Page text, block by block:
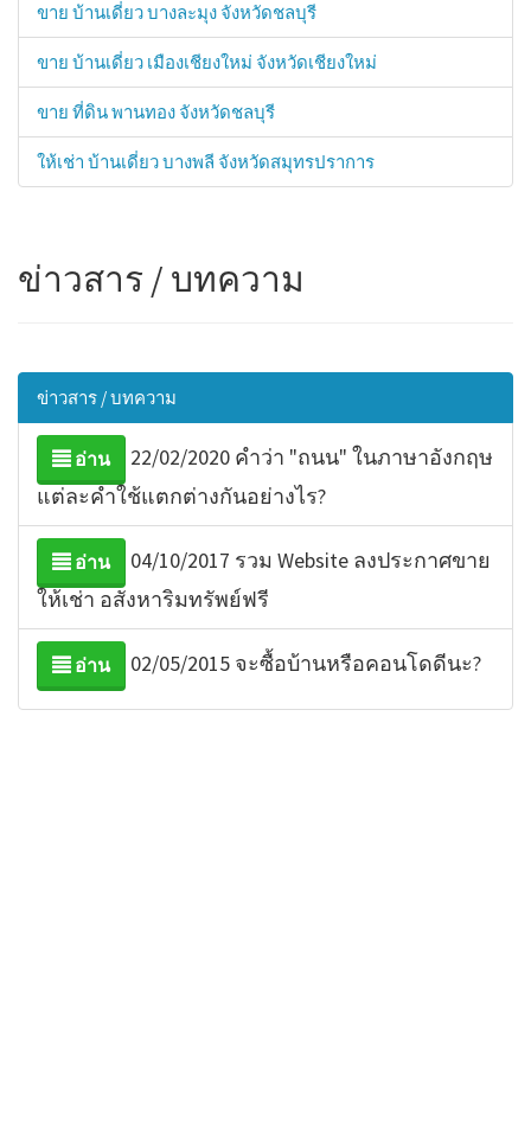
ขาย บ้านเดี่ยว บางละมุง จังหวัดชลบุรี
ขาย บ้านเดี่ยว เมืองเชียงใหม่ จังหวัดเชียงใหม่
ขาย ที่ดิน พานทอง จังหวัดชลบุรี
ให้เช่า บ้านเดี่ยว บางพลี จังหวัดสมุทรปราการ
ข่าวสาร / บทความ
ข่าวสาร / บทความ
อ่าน
22/02/2020 คำว่า "ถนน" ในภาษาอังกฤษ
แต่ละคำใช้แตกต่างกันอย่างไร?
อ่าน
04/10/2017 รวม Website ลงประกาศขาย
ให้เช่า อสังหาริมทรัพย์ฟรี
อ่าน 02/05/2015 จะซื้อบ้านหรือคอนโดดีนะ?